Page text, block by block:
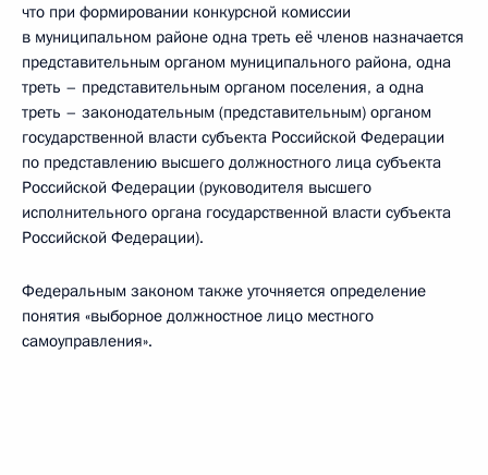
что при формировании конкурсной комиссии
в муниципальном районе одна треть её членов назначается
представительным органом муниципального района, одна
треть – представительным органом поселения, а одна
треть – законодательным (представительным) органом
государственной власти субъекта Российской Федерации
по представлению высшего должностного лица субъекта
Российской Федерации (руководителя высшего
исполнительного органа государственной власти субъекта
Российской Федерации).
Федеральным законом также уточняется определение
понятия «выборное должностное лицо местного
самоуправления».